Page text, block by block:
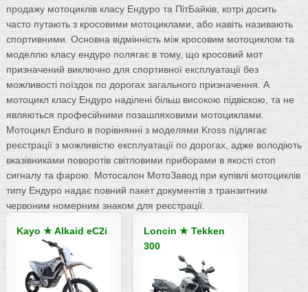
продажу мотоциклів класу Ендуро та ПітБайків, котрі досить
часто путають з кросовими мотоциклами, або навіть називають
спортивними. Основна відмінність між кросовим мотоциклом та
моделлю класу ендуро полягає в тому, що кросовий мот
призначений виключно для спортивної експлуатації без
можливості поїздок по дорогах загального призначення. А
мотоцикл класу Ендуро наділені більш високою підвіскою, та не
являються професійними позашляховими мотоциклами.
Мотоцикл Enduro в порівнянні з моделями Kross підлягає
реєстрації з можливістю експлуатації по дорогах, адже володіють
вказівниками поворотів світловими приборами в якості стоп
сигналу та фарою. Мотосалон МотоЗавод при купівлі мотоциклів
типу Ендуро надає повний пакет документів з транзитним
червоним номерним знаком для реєстрації.
Kayo ★Alkaid eC2i Loncin ★ Tekken
300